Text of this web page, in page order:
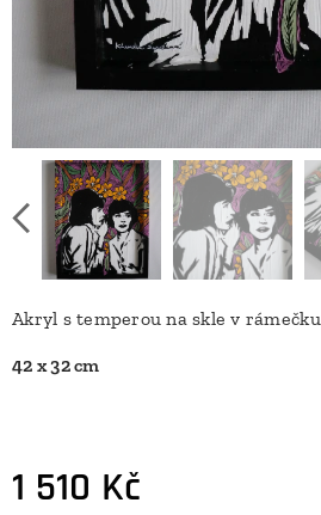
Akryl s temperou na skle v rámečku
42 x 32 cm
1 510 Kč